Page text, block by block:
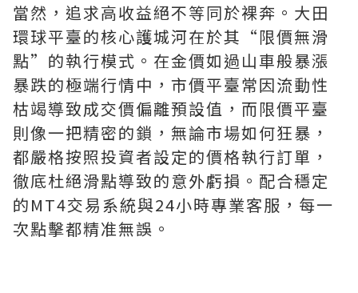
當然，追求高收益絕不等同於裸奔。大田
環球平臺的核心護城河在於其“限價無滑
點”的執行模式。在金價如過山車般暴漲
暴跌的極端行情中，市價平臺常因流動性
枯竭導致成交價偏離預設值，而限價平臺
則像一把精密的鎖，無論市場如何狂暴，
都嚴格按照投資者設定的價格執行訂單，
徹底杜絕滑點導致的意外虧損。配合穩定
的MT4交易系統與24小時專業客服，每一
次點擊都精准無誤。